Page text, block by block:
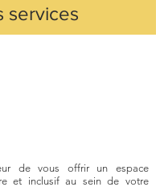
services
de vous offrir un espace
et inclusif au sein de votre